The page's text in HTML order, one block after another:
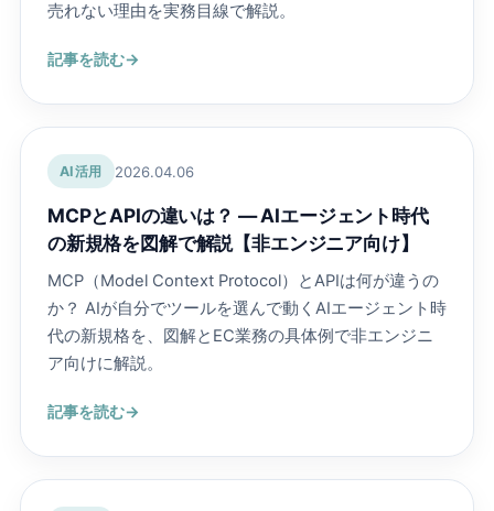
売れない理由を実務目線で解説。
記事を読む
AI活用 2026.04.06
MCPとAPIの違いは？ ― AIエージェント時代
の新規格を図解で解説【非エンジニア向け】
MCP（Model Context Protocol）とAPIは何が違うの
か？ AIが自分でツールを選んで動くAIエージェント時
代の新規格を、図解とEC業務の具体例で非エンジニ
ア向けに解説。
記事を読む